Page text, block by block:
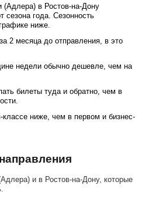
в Ростов-на-Дону
сезона года. Сезонность
ниже.
2 месяца до отправления, в это
недели обычно дешевле, чем на
билеты туда и обратно, чем в
ниже, чем в первом и бизнес-
и в Ростов-на-Дону, которые